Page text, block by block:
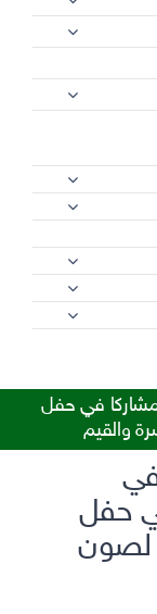
في حفل
والقيم
حفل
لصون